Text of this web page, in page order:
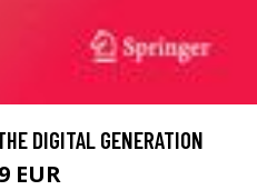
DIGITAL GENERATION
EUR